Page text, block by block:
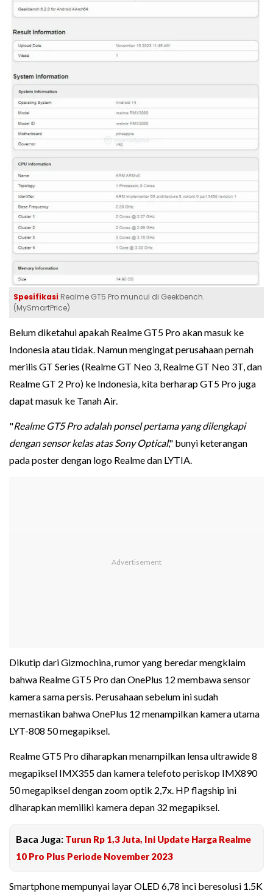
Spesifikasi Realme GT5 Pro muncul di Geekbench.
(MySmartPrice)
Belum diketahui apakah Realme GT5 Pro akan masuk ke
Indonesia atau tidak. Namun mengingat perusahaan pernah
merilis GT Series (Realme GT Neo 3, Realme GT Neo 3T, dan
Realme GT 2 Pro) ke Indonesia, kita berharap GT5 Pro juga
dapat masuk ke Tanah Air.
"Realme GT5 Pro adalah ponsel pertama yang dilengkapi
dengan sensor kelas atas Sony Optical," bunyi keterangan
pada poster dengan logo Realme dan LYTIA.
Dikutip dari Gizmochina, rumor yang beredar mengklaim
bahwa Realme GT5 Pro dan OnePlus 12 membawa sensor
kamera sama persis. Perusahaan sebelum ini sudah
memastikan bahwa OnePlus 12 menampilkan kamera utama
LYT-808 50 megapiksel.
Realme GT5 Pro diharapkan menampilkan lensa ultrawide 8
megapiksel IMX355 dan kamera telefoto periskop IMX890
50 megapiksel dengan zoom optik 2,7x. HP flagship ini
diharapkan memiliki kamera depan 32 megapiksel.
Baca Juga: Turun Rp 1,3 Juta, Ini Update Harga Realme
10 Pro Plus Periode November 2023
Smartphone mempunyai layar OLED 6,78 inci beresolusi 1.5K